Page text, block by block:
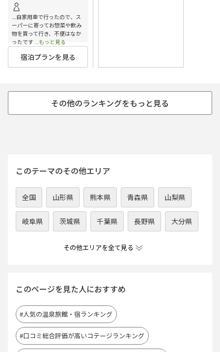
...自家用車で行ったので、ス
ーパーに寄ってお惣菜や飲み
物を買って行き、不便はなか
ったです...もっと見る
宿泊プランを見る
このテーマのその他エリア
全国 山形県 熊本県 青森県 山梨県
岐阜県 茨城県 千葉県 長野県 大分県
その他エリアを全て見る
このページを見た人におすすめ
#人気の温泉旅館・宿ランキング
#口コミ総合評価が高いコテージランキング